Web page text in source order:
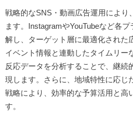
戦略的なSNS・動画広告運用により
ます。InstagramやYouTubeなど各
解し、ターゲット層に最適化された
イベント情報と連動したタイムリー
反応データを分析することで、継続
現します。さらに、地域特性に応じ
戦略により、効率的な予算活用と高
す。